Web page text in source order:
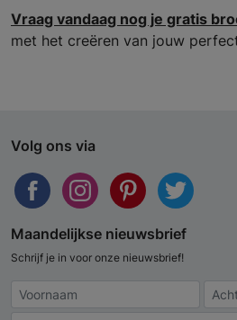
Vraag vandaag nog je gratis
met het creëren van jouw
Volg ons via
Maandelijkse nieuwsbrief
Schrijf je in voor onze nieuwsbrief!